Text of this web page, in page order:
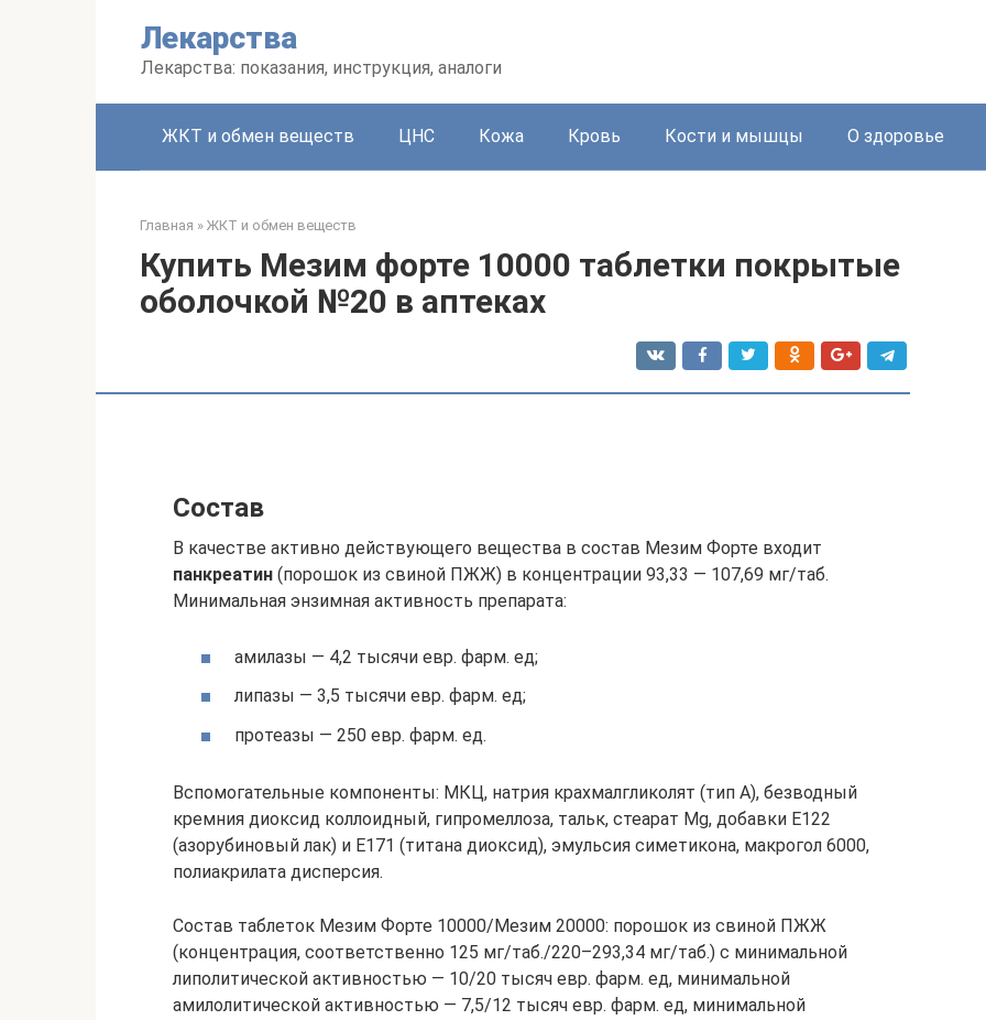
Лекарства
Лекарства: показания, инструкция, аналоги
ЖКТ и обмен веществ ЦНС Кожа Кровь Кости и мышцы О здоровье
Главная » ЖКТ и обмен веществ
Купить Мезим форте 10000 таблетки покрытые
оболочкой №20 в аптеках
Состав
В качестве активно действующего вещества в состав Мезим Форте входит
панкреатин (порошок из свиной ПЖЖ) в концентрации 93,33 — 107,69 мг/таб.
Минимальная энзимная активность препарата:
амилазы — 4,2 тысячи евр. фарм. ед;
липазы — 3,5 тысячи евр. фарм. ед;
протеазы — 250 евр. фарм. ед.
Вспомогательные компоненты: МКЦ, натрия крахмалгликолят (тип А), безводный
кремния диоксид коллоидный, гипромеллоза, тальк, стеарат Mg, добавки Е122
(азорубиновый лак) и Е171 (титана диоксид), эмульсия симетикона, макрогол 6000,
полиакрилата дисперсия.
Состав таблеток Мезим Форте 10000/Мезим 20000: порошок из свиной ПЖЖ
(концентрация, соответственно 125 мг/таб./220–293,34 мг/таб.) с минимальной
липолитической активностью — 10/20 тысяч евр. фарм. ед, минимальной
амилолитической активностью — 7,5/12 тысяч евр. фарм. ед, минимальной